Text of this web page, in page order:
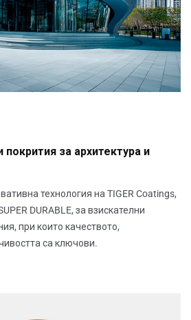
покрития за архитектура и
технология на TIGER Coatings,
DURABLE, за взискателни
при които качеството,
са ключови.